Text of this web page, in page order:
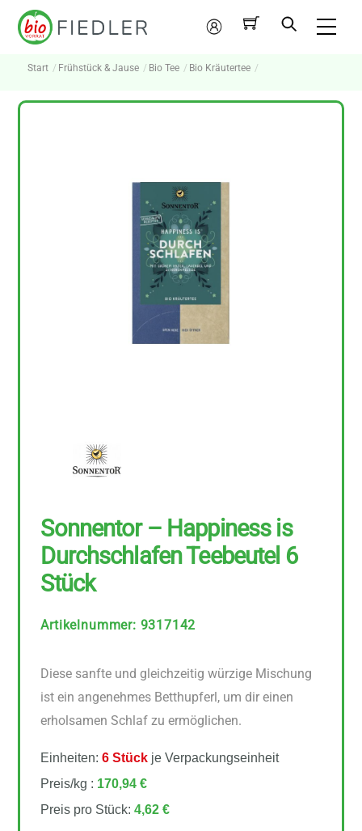
Skip
Mein
Konto
Start Frühstück & Jause Bio Tee Bio Kräutertee
Sonnentor – Happiness is
Durchschlafen Teebeutel 6
Stück
Artikelnummer: 9317142
Diese sanfte und gleichzeitig würzige Mischung
ist ein angenehmes Betthupferl, um dir einen
erholsamen Schlaf zu ermöglichen.
Einheiten:6 Stück je Verpackungseinheit
Preis/kg : 170,94 €
Preis pro Stück:4,62 €